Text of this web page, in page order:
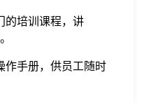
的培训课程，讲
作手册，供员工随时